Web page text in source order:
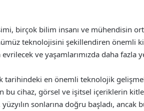
birçok bilim insanı ve mühendisin
teknolojisini şekillendiren önemli
ve yaşamlarımızda daha fazla
tarihindeki en önemli teknolojik
bu cihaz, görsel ve işitsel içeriklerin
sonlarına doğru başladı,